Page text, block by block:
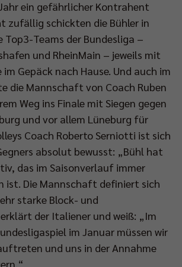
ein gefährlicher Kontrahent
zufällig schickten die Bühler in
Top3-Teams der Bundesliga –
und RheinMain – jeweils mit
Gepäck nach Hause. Und auch im
die Mannschaft von Coach Ruben
Weg ins Finale mit Siegen gegen
und vor allem Lüneburg für
Coach Roberto Serniotti ist sich
absolut bewusst: „Bühl hat
das im Saisonverlauf immer
ist. Die Mannschaft definiert sich
starke Block- und
der Italiener und weiß: „Im
im Januar müssen wir
und uns in der Annahme